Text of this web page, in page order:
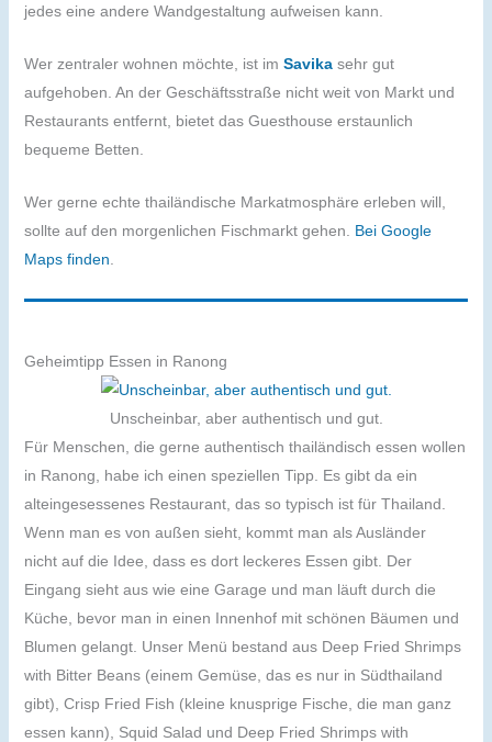
jedes eine andere Wandgestaltung aufweisen kann.
Wer zentraler wohnen möchte, ist im Savika sehr gut
aufgehoben. An der Geschäftsstraße nicht weit von Markt und
Restaurants entfernt, bietet das Guesthouse erstaunlich
bequeme Betten.
Wer gerne echte thailändische Markatmosphäre erleben will,
sollte auf den morgenlichen Fischmarkt gehen. Bei Google
Maps finden.
Geheimtipp Essen in Ranong
Unscheinbar, aber authentisch und gut.
Für Menschen, die gerne authentisch thailändisch essen wollen
in Ranong, habe ich einen speziellen Tipp. Es gibt da ein
alteingesessenes Restaurant, das so typisch ist für Thailand.
Wenn man es von außen sieht, kommt man als Ausländer
nicht auf die Idee, dass es dort leckeres Essen gibt. Der
Eingang sieht aus wie eine Garage und man läuft durch die
Küche, bevor man in einen Innenhof mit schönen Bäumen und
Blumen gelangt. Unser Menü bestand aus Deep Fried Shrimps
with Bitter Beans (einem Gemüse, das es nur in Südthailand
gibt), Crisp Fried Fish (kleine knusprige Fische, die man ganz
essen kann), Squid Salad und Deep Fried Shrimps with